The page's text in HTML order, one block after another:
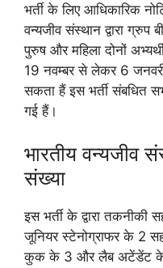
भर्ती के लिए आधिकारिक
वन्यजीव संस्थान द्वारा
पुरुष और महिला दोनों
19 नवम्बर से लेकर 6
सकता हैं इस भर्ती संबधित
गई हैं।
भारतीय वन्यजीव
संख्या
इस भर्ती के द्वारा
जूनियर स्टेनोग्राफर के 2
कुक के 3 और लैब अटेंडेंट के